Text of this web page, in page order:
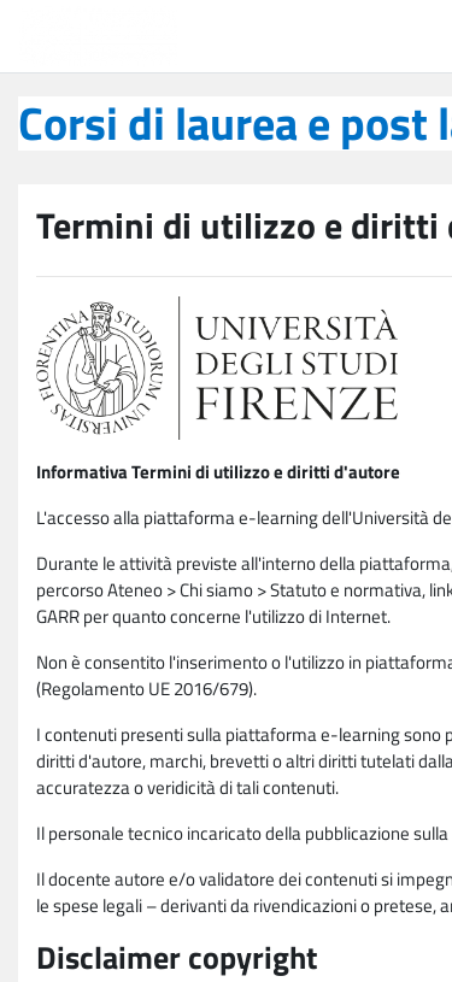
Corsi di laurea e post
Termini di utilizzo e diritti
Informativa Termini di utilizzo e diritti d'autore
L'accesso alla piattaforma e-learning dell'Università
Durante le attività previste all'interno della
percorso Ateneo > Chi siamo > Statuto e normativa,
GARR per quanto concerne l'utilizzo di Internet.
Non è consentito l'inserimento o l'utilizzo in
(Regolamento UE 2016/679).
I contenuti presenti sulla piattaforma e-learning sono
diritti d'autore, marchi, brevetti o altri diritti tutelati
accuratezza o veridicità di tali contenuti.
Il personale tecnico incaricato della pubblicazione
Il docente autore e/o validatore dei contenuti si
le spese legali – derivanti da rivendicazioni o
Disclaimer copyright